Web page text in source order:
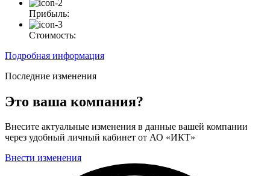
Прибыль:
Стоимость:
Подробная информация
Последние изменения
Это ваша компания?
Внесите актуальные изменения в данные вашей компании
через удобный личный кабинет от АО «ИКТ»
Внести изменения